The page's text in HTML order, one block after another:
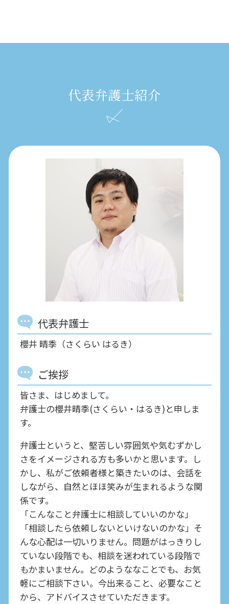
代表弁護士紹介
代表弁護士
櫻井 晴季（さくらい はるき）
ご挨拶
皆さま、はじめまして。
弁護士の櫻井晴季(さくらい・はるき)と申しま
す。
弁護士というと、堅苦しい雰囲気や気むずかし
さをイメージされる方も多いかと思います。し
かし、私がご依頼者様と築きたいのは、会話を
しながら、自然とほほ笑みが生まれるような関
係です。
「こんなこと弁護士に相談していいのかな」
「相談したら依頼しないといけないのかな」そ
んな心配は一切いりません。問題がはっきりし
ていない段階でも、相談を迷われている段階で
もかまいません。どのようななことでも、お気
軽にご相談下さい。今出来ること、必要なこと
から、アドバイスさせていただきます。